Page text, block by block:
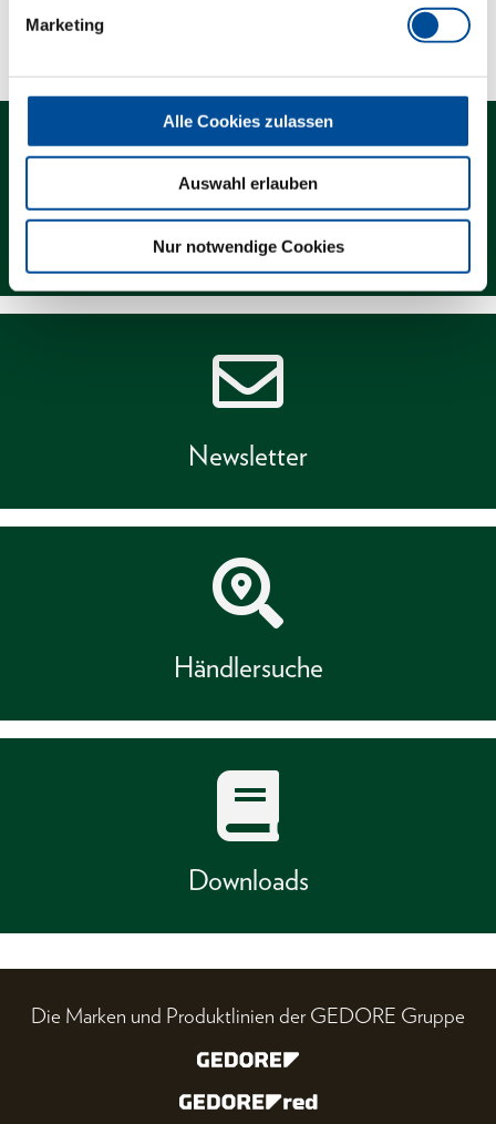
Marketing
Alle Cookies zulassen
Auswahl erlauben
Nur notwendige Cookies
Technische Eigenschaften
Kontakt
Newsletter
Händlersuche
Downloads
Die Marken und Produktlinien der GEDORE Gruppe